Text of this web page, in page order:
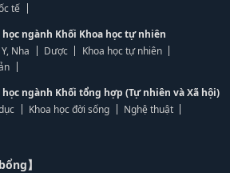
tế
ngành Khối Khoa học tự nhiên
Y, Nha Dược
Khoa học tự nhiên
ngành Khối tổng hợp (Tự nhiên và Xã hội)
Khoa học đời sống
Nghệ thuật
】